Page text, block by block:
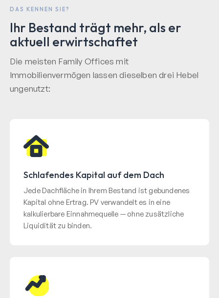
DAS KENNEN SIE?
Ihr Bestand trägt mehr, als er
aktuell erwirtschaftet
Die meisten Family Offices mit
Immobilienvermögen lassen dieselben drei Hebel
ungenutzt:
Schlafendes Kapital auf dem Dach
Jede Dachfläche in Ihrem Bestand ist gebundenes
Kapital ohne Ertrag. PV verwandelt es in eine
kalkulierbare Einnahmequelle — ohne zusätzliche
Liquidität zu binden.